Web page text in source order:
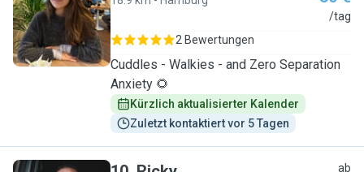
E
/tag
2 Bewertungen
Cuddles - Walkies - and Zero Separation
Anxiety 🌻
Kürzlich aktualisierter Kalender
Zuletzt kontaktiert vor 5 Tagen
ab